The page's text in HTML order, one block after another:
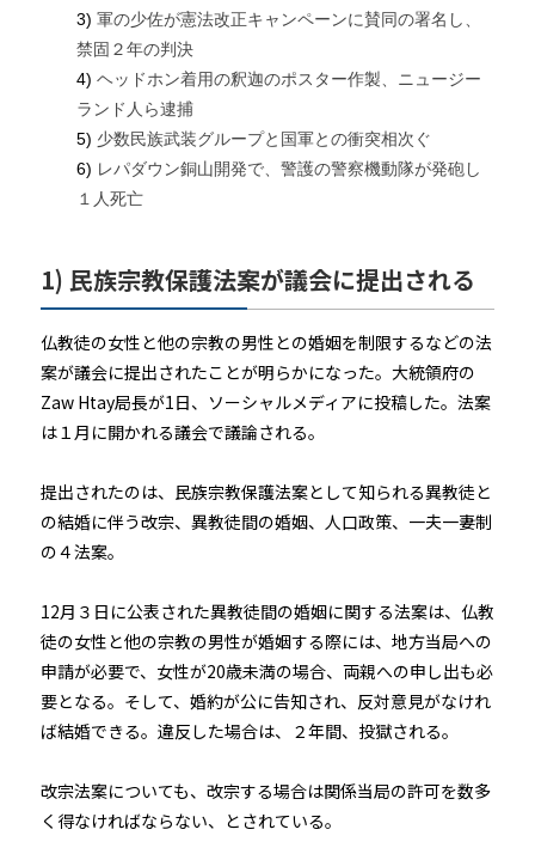
3) 軍の少佐が憲法改正キャンペーンに賛同の署名し、
禁固２年の判決
4) ヘッドホン着用の釈迦のポスター作製、ニュージー
ランド人ら逮捕
5) 少数民族武装グループと国軍との衝突相次ぐ
6) レパダウン銅山開発で、警護の警察機動隊が発砲し
１人死亡
1) 民族宗教保護法案が議会に提出される
仏教徒の女性と他の宗教の男性との婚姻を制限するなどの法
案が議会に提出されたことが明らかになった。大統領府の
Zaw Htay局長が1日、ソーシャルメディアに投稿した。法案
は１月に開かれる議会で議論される。
提出されたのは、民族宗教保護法案として知られる異教徒と
の結婚に伴う改宗、異教徒間の婚姻、人口政策、一夫一妻制
の４法案。
12月３日に公表された異教徒間の婚姻に関する法案は、仏教
徒の女性と他の宗教の男性が婚姻する際には、地方当局への
申請が必要で、女性が20歳未満の場合、両親への申し出も必
要となる。そして、婚約が公に告知され、反対意見がなけれ
ば結婚できる。違反した場合は、２年間、投獄される。
改宗法案についても、改宗する場合は関係当局の許可を数多
く得なければならない、とされている。